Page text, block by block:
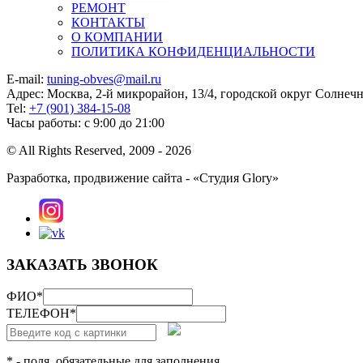
РЕМОНТ
КОНТАКТЫ
О КОМПАНИИ
ПОЛИТИКА КОНФИДЕНЦИАЛЬНОСТИ
E-mail: tuning-obves@mail.ru
Адрес: Москва, 2-й микрорайон, 13/4, городской округ
Tel: +7 (901) 384-15-08
Часы работы: с 9:00 до 21:00
© All Rights Reserved, 2009 - 2026
Разработка, продвижение сайта - «Студия Glory»
ЗАКАЗАТЬ ЗВОНОК
ФИО*
ТЕЛЕФОН*